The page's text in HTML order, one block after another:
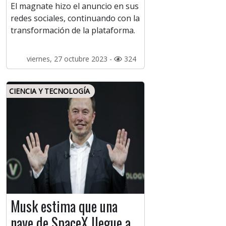
El magnate hizo el anuncio en sus
redes sociales, continuando con la
transformación de la plataforma.
viernes, 27 octubre 2023 - 324
CIENCIA Y TECNOLOGÍA
Musk estima que una